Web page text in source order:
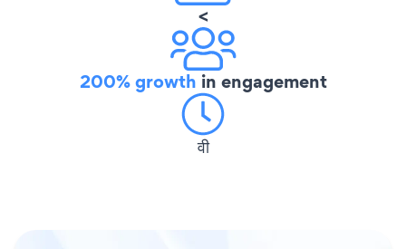
<
200% growth in engagement
वी